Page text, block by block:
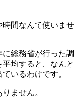
時間なんて使いませ
に総務省が行った調
均すると、なんと
いるわけです。
ません。